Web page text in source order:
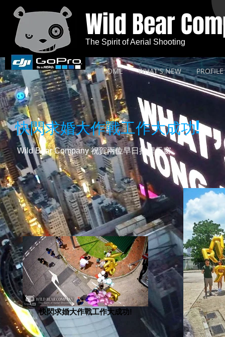
HOME WHAT'S NEW PROFILE
Wild Bear
The Spirit of Aerial Shooting
快閃求婚大作戰工作大成功!
Wild Bear Company 祝賀兩位早日拉埋天窗。
快閃求婚大作戰工作大成功!